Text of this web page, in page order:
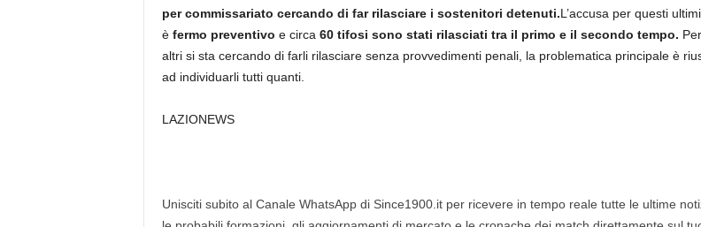
per commissariato cercando di far rilasciare i sostenitori detenuti.L’accusa per questi ultimi
èfermo preventivo e circa 60 tifosi sono stati rilasciati tra il primo e il secondo tempo.
altri si sta cercando di farli rilasciare senza provvedimenti penali, la problematica principale è
ad individuarli tutti quanti.
LAZIONEWS
Unisciti subito al Canale WhatsApp di Since1900.it per ricevere in tempo reale tutte le ultime